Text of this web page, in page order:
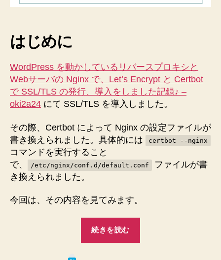
の
て
み
ま
し
た
の
はじめに
WordPress を動かしているリバースプロキシと
Webサーバの Nginx で、Let’s Encrypt と Certbot
で SSL/TLS の発行、導入をしました記録♪ –
oki2a24 にて SSL/TLS を導入しました。
その際、Certbot によって Nginx の設定ファイルが
書き換えられました。具体的には
certbot --nginx
コマンドを実行すること
で、
/etc/nginx/conf.d/default.conf
ファイルが書
き換えられました。
今回は、その内容を見てみます。
続きを読む